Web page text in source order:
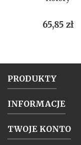
Cena
65,85 zł
PRODUKTY
INFORMACJE
TWOJE KONTO